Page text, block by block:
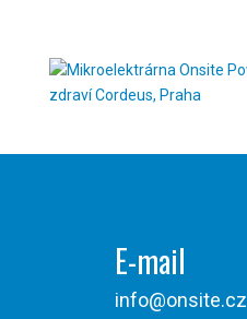
E-mail
info@onsite.cz